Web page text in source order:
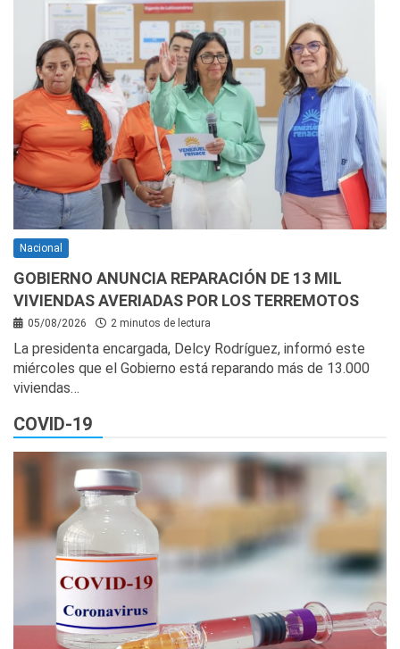
Nacional
GOBIERNO ANUNCIA REPARACIÓN DE 13 MIL
VIVIENDAS AVERIADAS POR LOS TERREMOTOS
05/08/2026 2 minutos de lectura
La presidenta encargada, Delcy Rodríguez, informó este
miércoles que el Gobierno está reparando más de 13.000
viviendas…
COVID-19